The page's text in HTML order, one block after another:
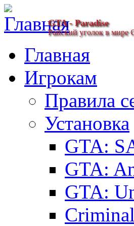
GTA - Paradise
Райский уголок в мире
Главная
Игрокам
Правила
Установка
GTA:
GTA:
GTA: